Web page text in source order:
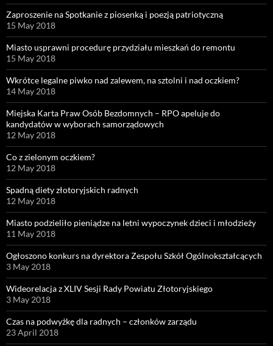
Zaproszenie na Spotkanie z piosenką i poezją patriotyczną
15 May 2018
Miasto usprawni procedurę przydziału mieszkań do remontu
15 May 2018
Wkrótce legalne piwko nad zalewem, na sztolni i nad oczkiem?
14 May 2018
Miejska Karta Praw Osób Bezdomnych – RPO apeluje do
kandydatów w wyborach samorządowych
12 May 2018
Co z zielonym oczkiem?
12 May 2018
Spadną diety złotoryjskich radnych
12 May 2018
Miasto podzieliło pieniądze na letni wypoczynek dzieci i młodzieży
11 May 2018
Ogłoszono konkurs na dyrektora Zespołu Szkół Ogólnokształcących
3 May 2018
Wideorelacja z XLIV Sesji Rady Powiatu Złotoryjskiego
3 May 2018
Czas na podwyżkę dla radnych – członków zarządu
23 April 2018